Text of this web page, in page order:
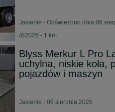
Jasienie - Odświeżono dnia 06
2026 - 1 km
Blyss Merkur L Pro
uchylna, niskie koła,
pojazdów i maszyn
Jasienie - 06 sierpnia 2026